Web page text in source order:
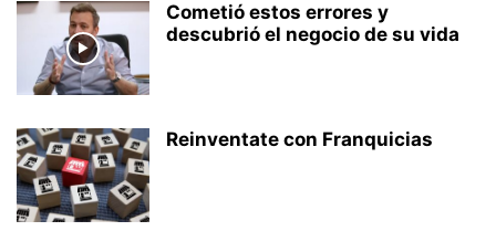
Cometió estos errores y
descubrió el negocio de su vida
Reinventate con Franquicias